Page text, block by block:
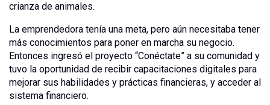
crianza de animales.
La emprendedora tenía una meta, pero aún necesitaba tener
más conocimientos para poner en marcha su negocio.
Entonces ingresó el proyecto “Conéctate” a su comunidad y
tuvo la oportunidad de recibir capacitaciones digitales para
mejorar sus habilidades y prácticas financieras, y acceder al
sistema financiero.